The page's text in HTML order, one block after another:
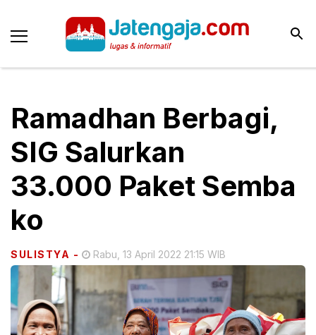
Ramadhan Berbagi,
SIG Salurkan
33.000 Paket Semba
ko
SULISTYA - Rabu, 13 April 2022 21:15 WIB